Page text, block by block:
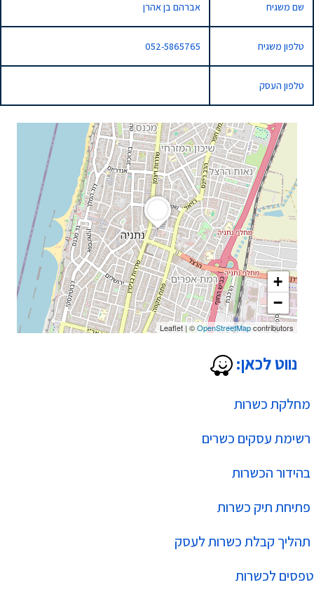
מחלקת כשרות
רשימת עסקים כשרים
בהידור הכשרות
פתיחת תיק כשרות
תהליך קבלת כשרות לעסק
טפסים לכשרות
+
−
Leaflet |©OpenStreetMapcontributors
נווט לכאן:
שם משגיח אברהם בן אהרן
טלפון משגיח 052-5865765
טלפון העסק